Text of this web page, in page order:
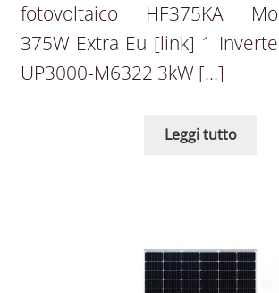
fotovoltaico HF375KA
375W Extra Eu [link] 1
UP3000-M6322 3kW […]
Leggi tutto